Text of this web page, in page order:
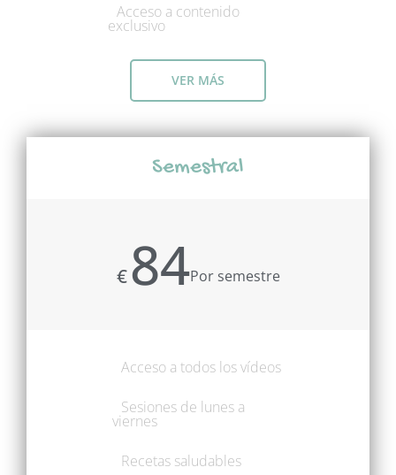
Acceso a contenido
exclusivo
VER MÁS
Semestral
€84Por semestre
Acceso a todos los vídeos
Sesiones de lunes a
viernes
Recetas saludables